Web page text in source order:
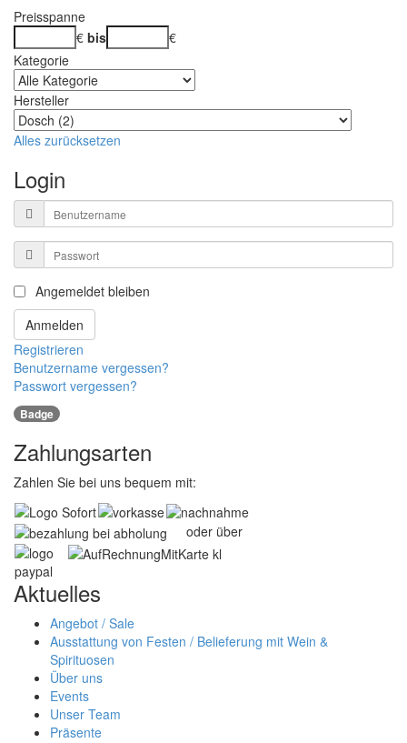
Preisspanne
€ bis
€
Kategorie
Hersteller
Alles zurücksetzen
Login
Benutzername
Passwort
Angemeldet bleiben
Anmelden
Registrieren
Benutzername vergessen?
Passwort vergessen?
Badge
Zahlungsarten
Zahlen Sie bei uns bequem mit:
oder über
Aktuelles
Angebot / Sale
Ausstattung von Festen / Belieferung mit Wein &
Spirituosen
Über uns
Events
Unser Team
Präsente